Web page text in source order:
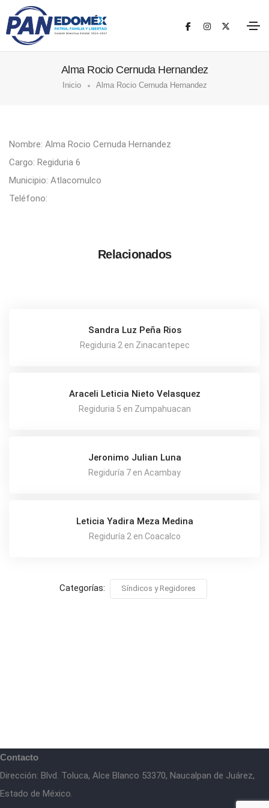
Alma Rocio Cernuda Hernandez
Inicio Alma Rocio Cernuda Hernandez
Nombre: Alma Rocio Cernuda Hernandez
Cargo: Regiduria 6
Municipio: Atlacomulco
Teléfono:
Relacionados
Sandra Luz Peña Rios
Regiduria 2 en Zinacantepec
Araceli Leticia Nieto Velasquez
Regiduria 5 en Zumpahuacan
Jeronimo Julian Luna
Regiduría 7 en Acambay
Leticia Yadira Meza Medina
Regiduría 2 en Coacalco
Categorías: Síndicos y Regidores
Contacto
Dirección: Blvd. Toluca, Alce Blanco 53370, Naucalpan de Juárez,
Estado de México.